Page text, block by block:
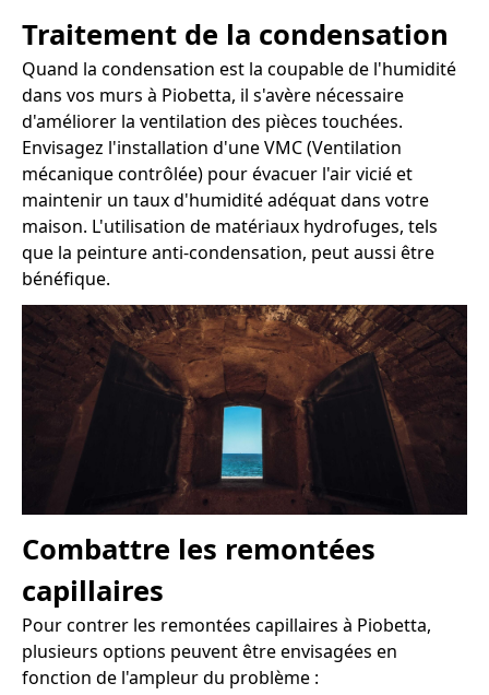
Traitement de la condensation
Quand la condensation est la coupable de l'humidité
dans vos murs à Piobetta, il s'avère nécessaire
d'améliorer la ventilation des pièces touchées.
Envisagez l'installation d'une VMC (Ventilation
mécanique contrôlée) pour évacuer l'air vicié et
maintenir un taux d'humidité adéquat dans votre
maison. L'utilisation de matériaux hydrofuges, tels
que la peinture anti-condensation, peut aussi être
bénéfique.
Combattre les remontées
capillaires
Pour contrer les remontées capillaires à Piobetta,
plusieurs options peuvent être envisagées en
fonction de l'ampleur du problème :